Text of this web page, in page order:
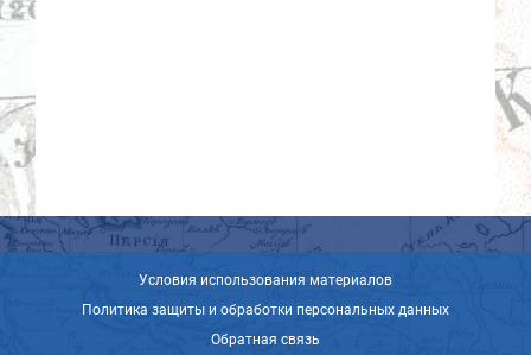
Условия использования материалов
Политика защиты и обработки персональных данных
Обратная связь